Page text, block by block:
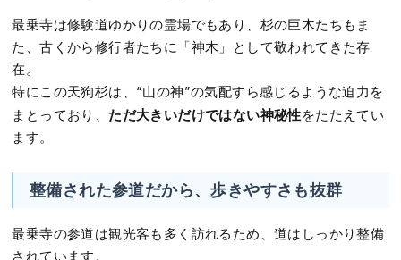
最乗寺は修験道ゆかりの霊場でもあり、杉の巨木たちもま
た、古くから修行者たちに「神木」として敬われてきた存
在。
特にこの天狗杉は、“山の神”の気配すら感じるような迫力を
まとっており、 ただ大きいだけではない神秘性をたたえてい
ます。
整備された参道だから、歩きやすさも抜群
最乗寺の参道は観光客も多く訪れるため、道はしっかり整備
されています。